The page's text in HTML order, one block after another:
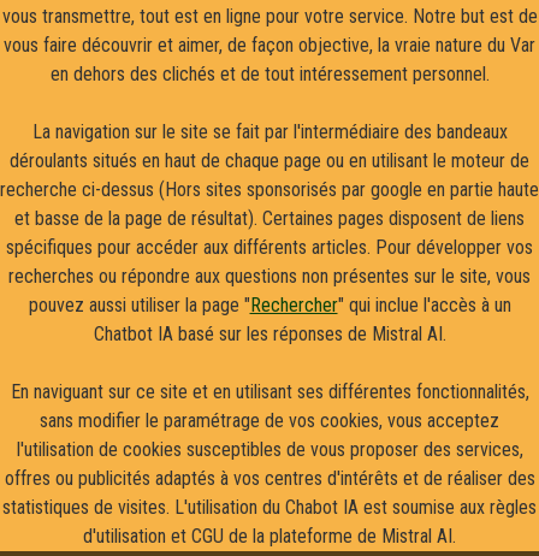
vous transmettre, tout est en ligne pour votre service. Notre but est de
vous faire découvrir et aimer, de façon objective, la vraie nature du Var
en dehors des clichés et de tout intéressement personnel.
La navigation sur le site se fait par l'intermédiaire des bandeaux
déroulants situés en haut de chaque page ou en utilisant le moteur de
recherche ci-dessus (Hors sites sponsorisés par google en partie haute
et basse de la page de résultat). Certaines pages disposent de liens
spécifiques pour accéder aux différents articles. Pour développer vos
recherches ou répondre aux questions non présentes sur le site, vous
pouvez aussi utiliser la page "Rechercher" qui inclue l'accès à un
Chatbot IA basé sur les réponses de Mistral AI.
En naviguant sur ce site et en utilisant ses différentes fonctionnalités,
sans modifier le paramétrage de vos cookies, vous acceptez
l'utilisation de cookies susceptibles de vous proposer des services,
offres ou publicités adaptés à vos centres d'intérêts et de réaliser des
statistiques de visites. L'utilisation du Chabot IA est soumise aux règles
d'utilisation et CGU de la plateforme de Mistral AI.